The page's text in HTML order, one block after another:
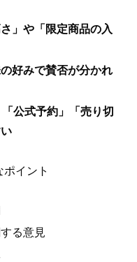
」や「限定商品の入
好みで賛否が分かれ
公式予約」「売り切
イント
る意見